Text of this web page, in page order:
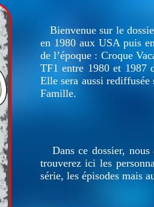
Bienvenue sur le
en 1980 aux USA puis
de l’époque : Croque
TF1 entre 1980 et 1987
Elle sera aussi
Famille.
Dans ce dossier, nous
trouverez ici les
série, les épisodes mais